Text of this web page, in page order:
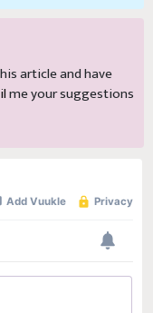
article and have
me your suggestions